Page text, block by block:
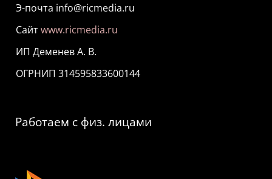
Э-почта info@ricmedia.ru
Сайтwww.ricmedia.ru
ИП Деменев А. В.
ОГРНИП 314595833600144
Работаем с физ. лицами